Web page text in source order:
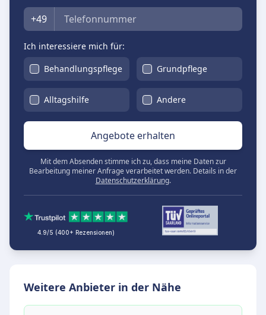
Telefon
+49
Ich interessiere mich für:
Behandlungspflege
Grundpflege
Alltagshilfe Andere
Angebote erhalten
Mit dem Absenden stimme ich zu, dass meine Daten zur
Bearbeitung meiner Anfrage verarbeitet werden. Details in der
Datenschutzerklärung.
4.9/5 (400+ Rezensionen)
Weitere Anbieter in der Nähe